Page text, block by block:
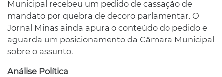
Municipal recebeu um pedido de cassação de
mandato por quebra de decoro parlamentar. O
Jornal Minas ainda apura o conteúdo do pedido e
aguarda um posicionamento da Câmara Municipal
sobre o assunto.
Análise Política